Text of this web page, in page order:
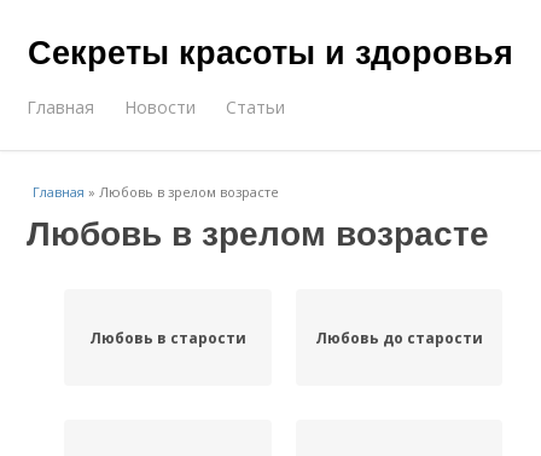
Секреты красоты и здоровья
Главная Новости Статьи
Главная »Любовь в зрелом возрасте
Любовь в зрелом возрасте
Любовь в старости Любовь до старости